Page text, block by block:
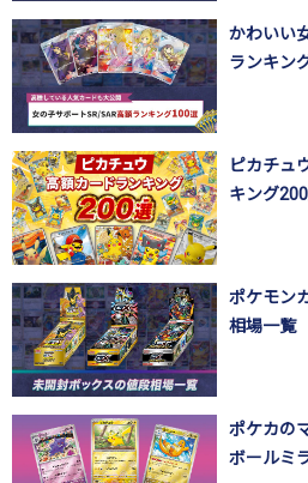
かわいい
ランキン
ピカチュ
キング
ポケモン
相場一覧
ポケカの
ボールミ